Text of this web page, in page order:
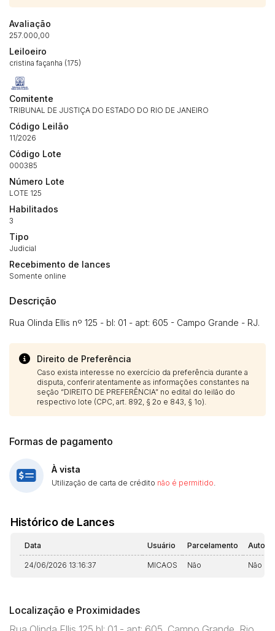
Avaliação
257.000,00
Leiloeiro
cristina façanha (175)
Comitente
TRIBUNAL DE JUSTIÇA DO ESTADO DO RIO DE JANEIRO
Código Leilão
11/2026
Código Lote
000385
Número Lote
LOTE 125
Habilitados
3
Tipo
Judicial
Recebimento de lances
Somente online
Descrição
Rua Olinda Ellis nº 125 - bl: 01 - apt: 605 - Campo Grande - RJ.
Direito de Preferência
Caso exista interesse no exercício da preferência durante a
disputa, conferir atentamente as informações constantes na
seção “DIREITO DE PREFERÊNCIA” no edital do leilão do
respectivo lote (CPC, art. 892, § 2o e 843, § 1o).
Formas de pagamento
À vista
Utilização de carta de crédito não é permitido.
Histórico de Lances
Data Usuário Parcelamento
24/06/2026 13:16:37 MICAOS Não Não
Localização e Proximidades
Envie sua Proposta
(Art. 895, CPC)
Data Usuário
Clique aqui para fazer login
Habilite-se para efetuar lances ou
propostas